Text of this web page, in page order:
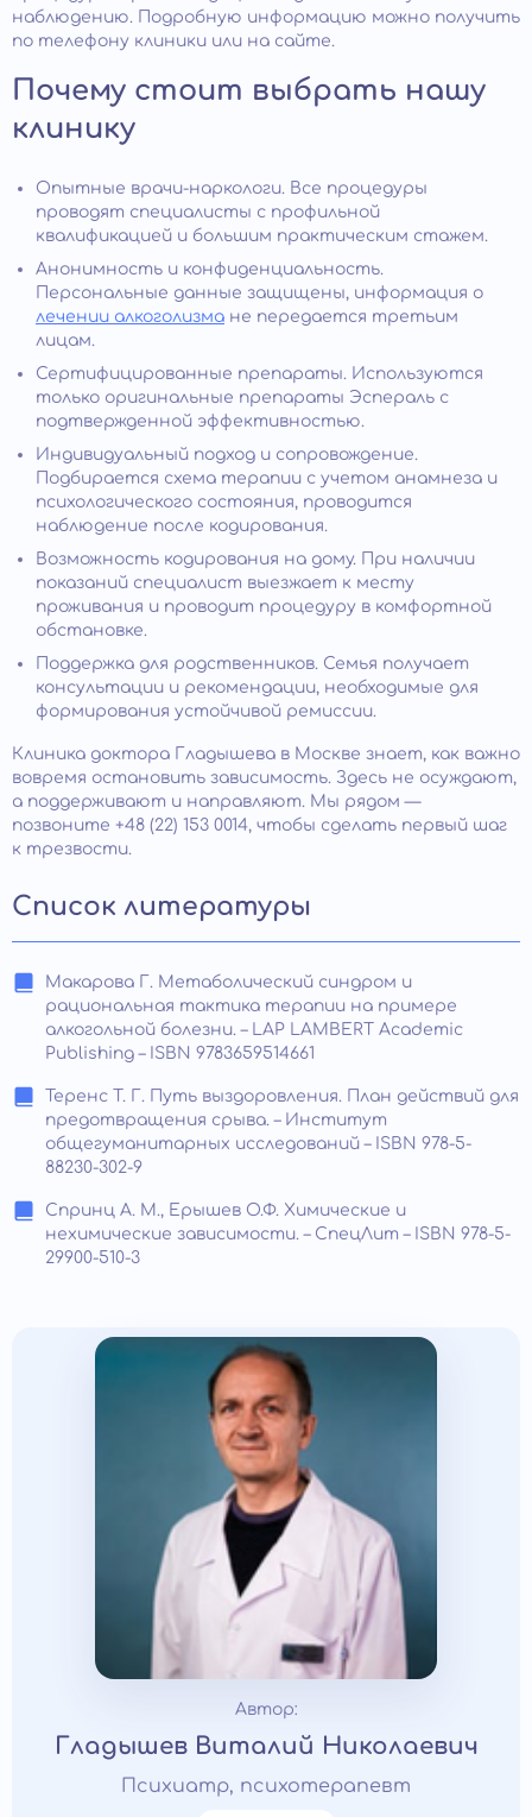
наблюдению. Подробную информацию можно получить
по телефону клиники или на сайте.
Почему стоит выбрать нашу
клинику
Опытные врачи-наркологи. Все процедуры
проводят специалисты с профильной
квалификацией и большим практическим стажем.
Анонимность и конфиденциальность.
Персональные данные защищены, информация о
лечении алкоголизма не передается третьим
лицам.
Сертифицированные препараты. Используются
только оригинальные препараты Эспераль с
подтвержденной эффективностью.
Индивидуальный подход и сопровождение.
Подбирается схема терапии с учетом анамнеза и
психологического состояния, проводится
наблюдение после кодирования.
Возможность кодирования на дому. При наличии
показаний специалист выезжает к месту
проживания и проводит процедуру в комфортной
обстановке.
Поддержка для родственников. Семья получает
консультации и рекомендации, необходимые для
формирования устойчивой ремиссии.
Клиника доктора Гладышева в Москве знает, как важно
вовремя остановить зависимость. Здесь не осуждают,
а поддерживают и направляют. Мы рядом —
позвоните +48 (22) 153 0014, чтобы сделать первый шаг
к трезвости.
Список литературы
Макарова Г. Метаболический синдром и
рациональная тактика терапии на примере
алкогольной болезни. – LAP LAMBERT Academic
Publishing – ISBN 9783659514661
Теренс Т. Г. Путь выздоровления. План действий для
предотвращения срыва. – Институт
общегуманитарных исследований – ISBN 978-5-
88230-302-9
Спринц А. М., Ерышев О.Ф. Химические и
нехимические зависимости. – СпецЛит – ISBN 978-5-
29900-510-3
Автор:
Гладышев Виталий Николаевич
Психиатр, психотерапевт